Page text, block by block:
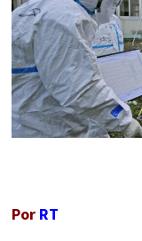
Por RT